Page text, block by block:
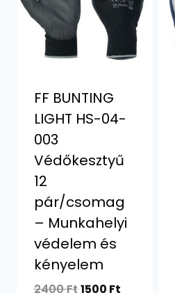
FF BUNTING
LIGHT HS-04-
003
Védőkesztyű
12
pár/csomag
– Munkahelyi
védelem és
kényelem
2400FtOriginal
1500 FtCurrent